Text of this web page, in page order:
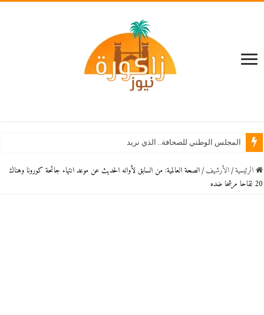
المجلس الوطني للصحافة.. الذي نريد
الرئيسية / اﻷرشيف / الصحة العالمية: من السابق لأوانه الحديث عن موعد انتهاء جائحة كورونا وهناك
20 لقاحا مرشحا ضده